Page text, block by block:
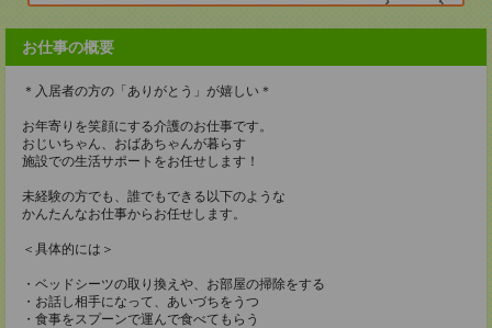
お仕事の概要
＊入居者の方の「ありがとう」が嬉しい＊
お年寄りを笑顔にする介護のお仕事です。
おじいちゃん、おばあちゃんが暮らす
施設での生活サポートをお任せします！
未経験の方でも、誰でもできる以下のような
かんたんなお仕事からお任せします。
＜具体的には＞
・ベッドシーツの取り換えや、お部屋の掃除をする
・お話し相手になって、あいづちをうつ
・食事をスプーンで運んで食べてもらう